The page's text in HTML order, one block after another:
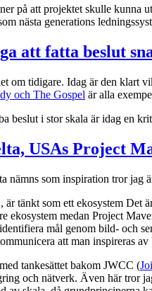
på att projektet skulle kunna
nästa generations
att fatta beslut
om tidigare. Idag är den klart
och The Gospel är alla
beslut i stor skala är idag en
USAs Project
nämns som inspiration tror jag
tänkt som ett ekosystem Det
ekosystem medan Project
mål genom bild- och
att man inspireras
tankesättet bakom JWCC (
och nätverk. Även här tror